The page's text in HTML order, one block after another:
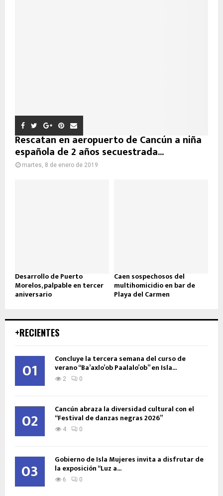
Rescatan en aeropuerto de Cancún a niña
española de 2 años secuestrada...
martes, 8 de enero de 2019
Desarrollo de Puerto
Morelos, palpable en tercer
aniversario
Caen sospechosos del
multihomicidio en bar de
Playa del Carmen
+RECIENTES
01 Concluye la tercera semana del curso de
verano “Ba’axlo’ob Paalalo’ob” en Isla...
2 0
02 Cancún abraza la diversidad cultural con el
“Festival de danzas negras 2026”
4 0
03 Gobierno de Isla Mujeres invita a disfrutar de
la exposición “Luz a...
6 0